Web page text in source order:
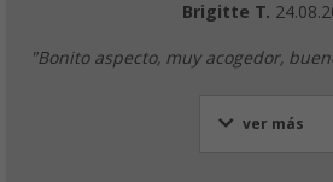
Brigitte T.
"Bonito aspecto, muy acogedor,
ver más